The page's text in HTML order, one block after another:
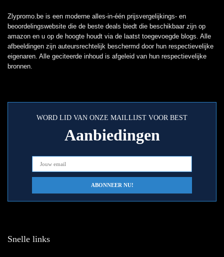
Zlypromo.be is een moderne alles-in-één prijsvergelijkings- en
beoordelingswebsite die de beste deals biedt die beschikbaar zijn op
amazon en u op de hoogte houdt via de laatst toegevoegde blogs. Alle
afbeeldingen zijn auteursrechtelijk beschermd door hun respectievelijke
eigenaren. Alle geciteerde inhoud is afgeleid van hun respectievelijke
bronnen.
WORD LID VAN ONZE MAILLIJST VOOR BEST
Aanbiedingen
Snelle links